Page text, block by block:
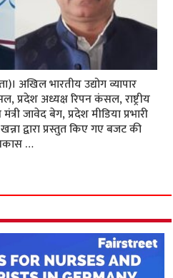
अखिल भारतीय उद्योग व्यापार
प्रदेश अध्यक्ष रिपन कंसल, राष्ट्रीय
जावेद बेग, प्रदेश मीडिया प्रभारी
द्वारा प्रस्तुत किए गए बजट की
…